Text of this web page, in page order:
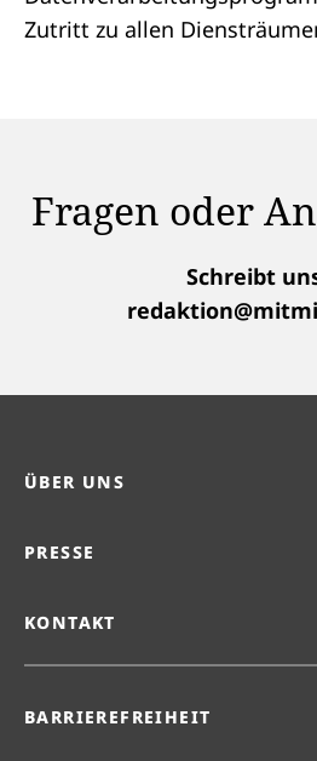
Zutritt zu allen
Fragen oder
Schreibt
ÜBER UNS
PRESSE
KONTAKT
BARRIEREFREIHEIT